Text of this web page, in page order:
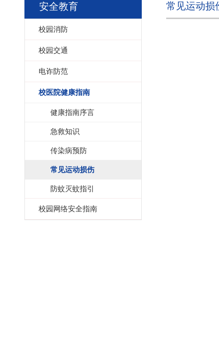
安全教育
校园消防
校园交通
电诈防范
校医院健康指南
健康指南序言
急救知识
传染病预防
常见运动损伤
防蚊灭蚊指引
校园网络安全指南
常见运动损